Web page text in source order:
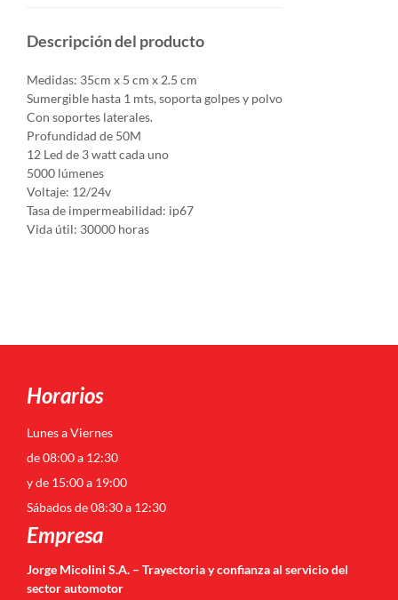
Descripción del producto
Medidas: 35cm x 5 cm x 2.5 cm
Sumergible hasta 1 mts, soporta golpes y polvo
Con soportes laterales.
Profundidad de 50M
12 Led de 3 watt cada uno
5000 lúmenes
Voltaje: 12/24v
Tasa de impermeabilidad: ip67
Vida útil: 30000 horas
Horarios
Lunes a Viernes
de 08:00 a 12:30
y de 15:00 a 19:00
Sábados de 08:30 a 12:30
Empresa
Jorge Micolini S.A. – Trayectoria y confianza al servicio del
sector automotor